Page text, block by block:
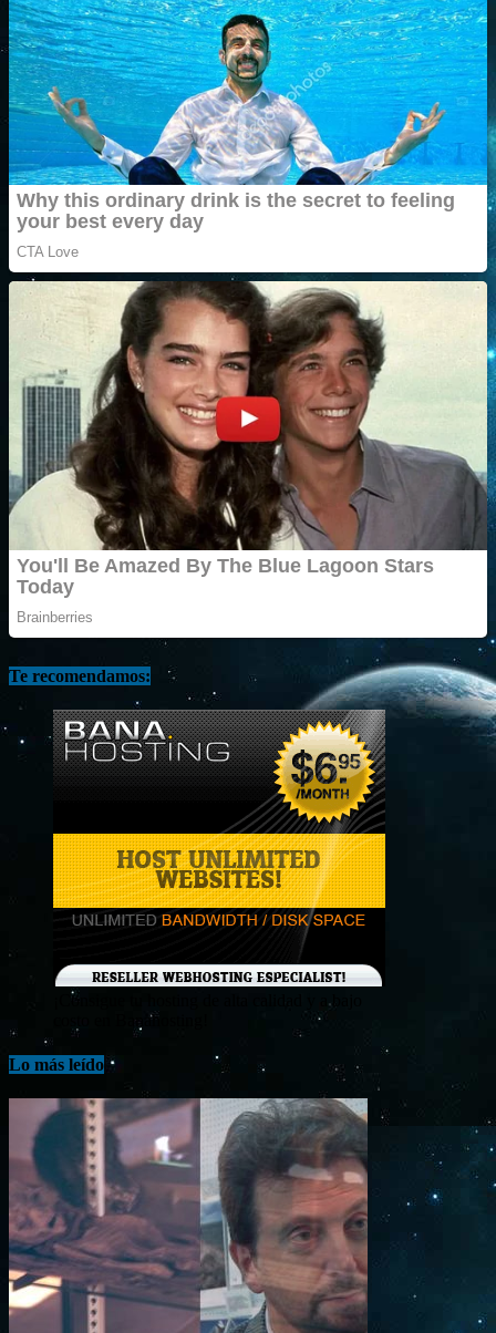
Te recomendamos:
¡Consigue tu hosting de alta calidad y a bajo
costo en Banahosting!
Lo más leído